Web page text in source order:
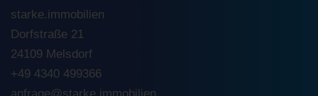
starke.immobilien
Dorfstraße 21
24109 Melsdorf
+49 4340 499366